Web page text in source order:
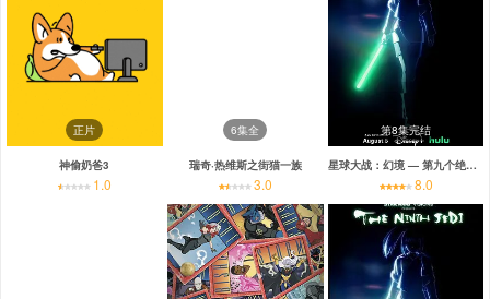
正片
神偷奶爸3
1.0
6集全
瑞奇·热维斯之街猫一族
3.0
第8集完结
星球大战：幻境 — 第九个绝地武士
8.0